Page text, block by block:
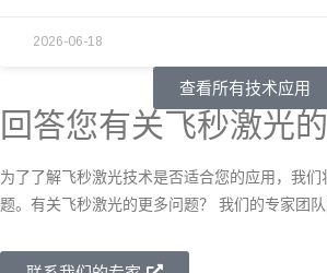
2026-06-18
查看所有技术应用
回答您有关飞秒激光
为了了解飞秒激光技术是否适合您的应用，我
题。有关飞秒激光的更多问题？ 我们的专家团队